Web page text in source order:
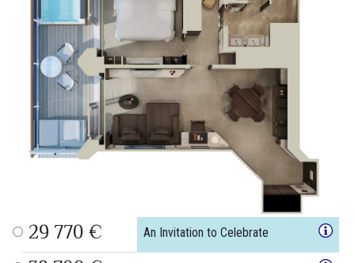
29 770 € An Invitation to Celebrate